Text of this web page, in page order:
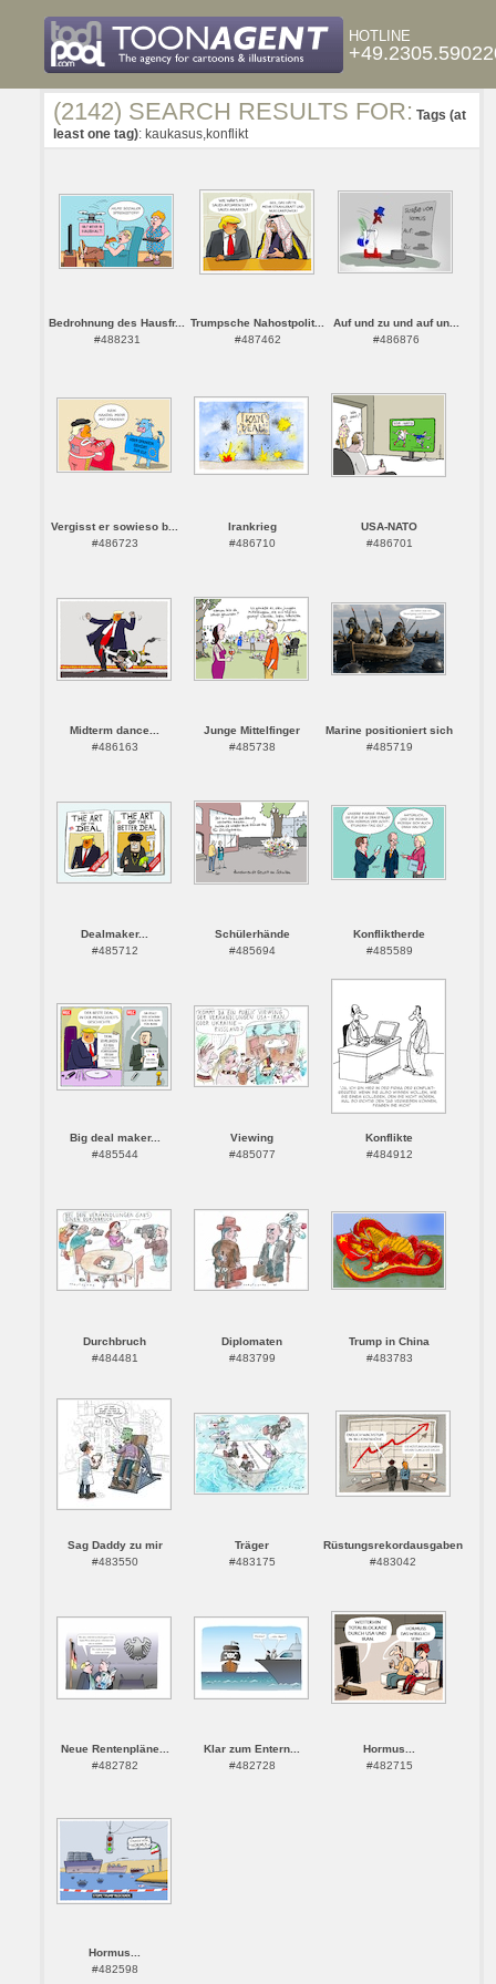
HOTLINE
(2142) SEARCH RESULTS FOR: Tags (at
least one tag): kaukasus,konflikt
Bedrohnung des Hausfr...
#488231
Trumpsche Nahostpolit...
#487462
Auf und zu und auf un...
#486876
Vergisst er sowieso b...
#486723
Irankrieg
#486710
USA-NATO
#486701
Midterm dance...
#486163
Junge Mittelfinger
#485738
Marine positioniert sich
#485719
Dealmaker...
#485712
Schülerhände
#485694
Konfliktherde
#485589
Big deal maker...
#485544
Viewing
#485077
Konflikte
#484912
Durchbruch
#484481
Diplomaten
#483799
Trump in China
#483783
Sag Daddy zu mir
#483550
Träger
#483175
Rüstungsrekordausgaben
#483042
Neue Rentenpläne...
#482782
Klar zum Entern...
#482728
Hormus...
#482715
Hormus...
#482598